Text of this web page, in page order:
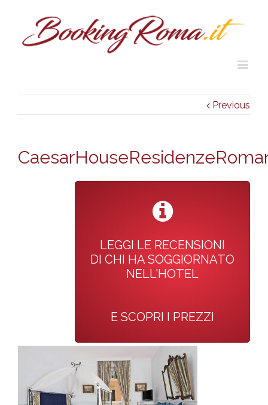
Previous
LEGGI LE RECENSIONI
DI CHI HA SOGGIORNATO
NELL'HOTEL
E SCOPRI I PREZZI